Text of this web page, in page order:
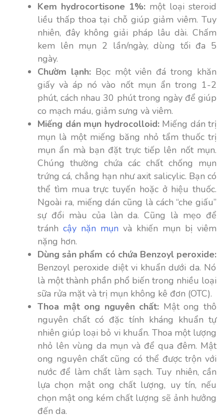
Kem hydrocortisone 1%: một loại steroid
liều thấp thoa tại chỗ giúp giảm viêm. Tuy
nhiên, đây không giải pháp lâu dài. Chấm
kem lên mụn 2 lần/ngày, dùng tối đa 5
ngày.
Chườm lạnh: Bọc một viên đá trong khăn
giấy và áp nó vào nốt mụn ẩn trong 1-2
phút, cách nhau 30 phút trong ngày để giúp
co mạch máu, giảm sưng và viêm.
Miếng dán mụn hydrocolloid:Miếng dán trị
mụn là một miếng băng nhỏ tẩm thuốc trị
mụn ẩn mà bạn đặt trực tiếp lên nốt mụn.
Chúng thường chứa các chất chống mụn
trứng cá, chẳng hạn như axit salicylic. Bạn có
thể tìm mua trực tuyến hoặc ở hiệu thuốc.
Ngoài ra, miếng dán cũng là cách “che giấu”
sự đổi màu của làn da. Cũng là mẹo để
tránh cậy nặn mụn và khiến mụn bị viêm
nặng hơn.
Dùng sản phẩm có chứa Benzoyl peroxide:
Benzoyl peroxide diệt vi khuẩn dưới da. Nó
là một thành phần phổ biến trong nhiều loại
sữa rửa mặt và trị mụn không kê đơn (OTC).
Thoa mật ong nguyên chất: Mật ong thô
nguyên chất có đặc tính kháng khuẩn tự
nhiên giúp loại bỏ vi khuẩn. Thoa một lượng
nhỏ lên vùng da mụn và để qua đêm. Mật
ong nguyên chất cũng có thể được trộn với
nước để làm chất làm sạch. Tuy nhiên, cần
lựa chọn mật ong chất lượng, uy tín, nếu
chọn mật ong kém chất lượng sẽ ảnh hưởng
đến da.